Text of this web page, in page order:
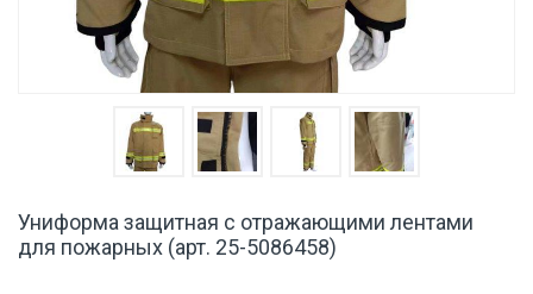
Униформа защитная с отражающими лентами
для пожарных (арт. 25-5086458)